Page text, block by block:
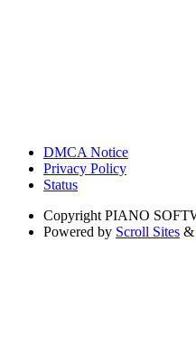
DMCA Notice
Privacy Policy
Status
Copyright PIANO
Powered by Scroll Sites &